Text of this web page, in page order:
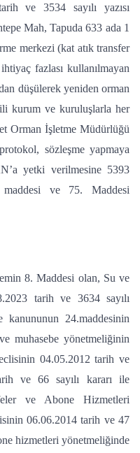
ve 3534 sayılı yazısı
Mah, Tapuda 633 ada 1
merkezi (kat atık transfer
fazlası kullanılmayan
düşülerek yeniden orman
kurum ve kuruluşlarla her
Orman İşletme Müdürlüğü
sözleşme yapmaya
yetki verilmesine 5393
maddesi ve 75. Maddesi
8. Maddesi olan, Su ve
tarih ve 3634 sayılı
kanununun 24.maddesinin
muhasebe yönetmeliğinin
04.05.2012 tarih ve
ve 66 sayılı kararı ile
ve Abone Hizmetleri
06.06.2014 tarih ve 47
hizmetleri yönetmeliğinde